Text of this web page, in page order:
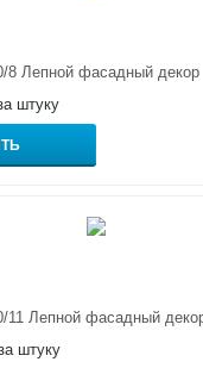
8 Лепной фасадный декор
штуку
11 Лепной фасадный
штуку